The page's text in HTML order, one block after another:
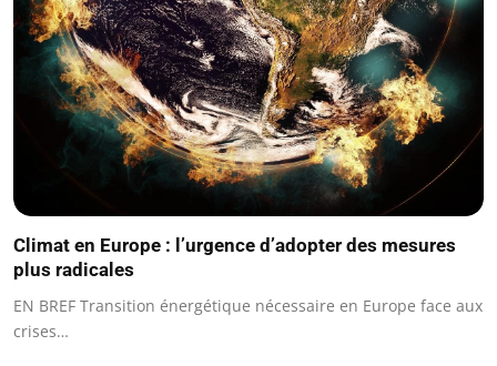
Climat en Europe : l’urgence d’adopter des mesures
plus radicales
EN BREF Transition énergétique nécessaire en Europe face aux
crises…